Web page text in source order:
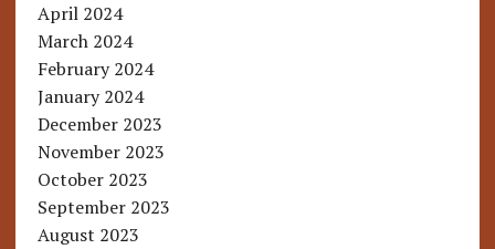
April 2024
March 2024
February 2024
January 2024
December 2023
November 2023
October 2023
September 2023
August 2023